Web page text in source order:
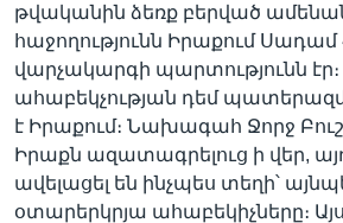
թվականին ձեռք բերված
հաջողությունն Իրաքում Սադամ
վարչակարգի պարտությունն
ահաբեկչության դեմ
է Իրաքում։ Նախագահ Ջորջ
Իրաքն ազատագրելուց ի վեր,
ավելացել են ինչպես տեղի՝
օտարերկրյա ահաբեկիչները։